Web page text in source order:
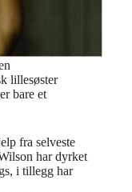
lillesøster
bare et
fra selveste
har dyrket
i tillegg har